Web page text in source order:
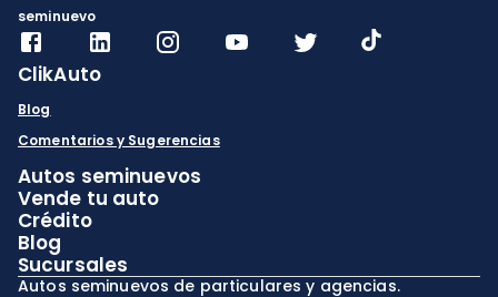
seminuevo
ClikAuto
Blog
Comentarios y Sugerencias
Autos seminuevos
Vende tu auto
Crédito
Blog
Sucursales
Autos seminuevos de particulares y agencias.